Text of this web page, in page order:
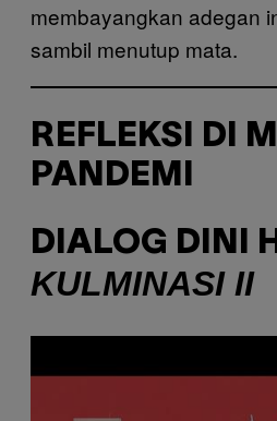
membayangkan adegan
sambil menutup mata.
REFLEKSI DI
PANDEMI
DIALOG DINI
KULMINASI II
a